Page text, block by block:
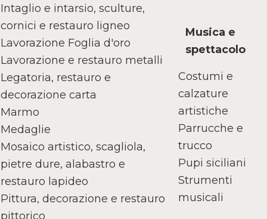
Intaglio e intarsio, sculture,
cornici e restauro ligneo
Lavorazione Foglia d'oro
Lavorazione e restauro metalli
Legatoria, restauro e
decorazione carta
Marmo
Medaglie
Mosaico artistico, scagliola,
pietre dure, alabastro e
restauro lapideo
Pittura, decorazione e restauro
pittorico
Musica e
spettacolo
Costumi e
calzature
artistiche
Parrucche e
trucco
Pupi siciliani
Strumenti
musicali